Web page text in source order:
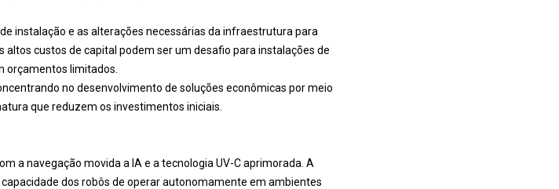
instalação e as alterações necessárias da infraestrutura para
custos de capital podem ser um desafio para instalações de
orçamentos limitados.
no desenvolvimento de soluções econômicas por meio
que reduzem os investimentos iniciais.
a navegação movida a IA e a tecnologia UV-C aprimorada. A
dos robôs de operar autonomamente em ambientes